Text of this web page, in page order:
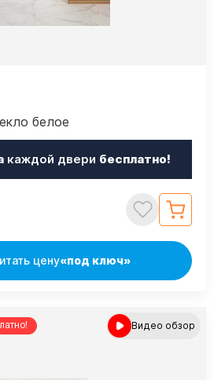
белое
каждой двери бесплатно!
цену«под ключ»
Видео обзор